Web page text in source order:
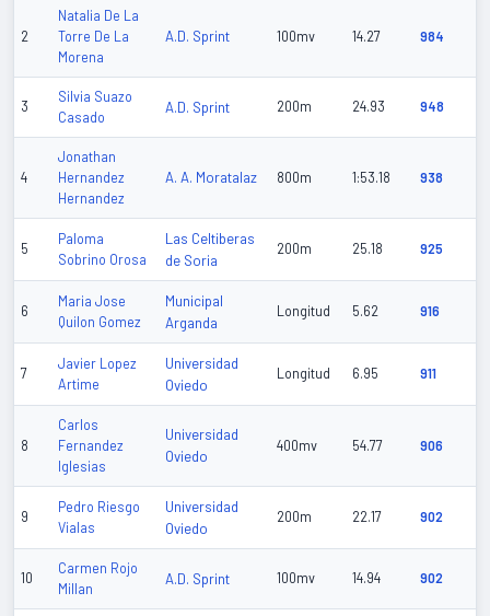
2
Natalia De La
Torre De La
Morena
A.D. Sprint 100mv 14.27 984
3
Silvia Suazo
Casado
A.D. Sprint 200m 24.93 948
4
Jonathan
Hernandez
Hernandez
A. A. Moratalaz 800m 1:53.18 938
5
Paloma
Sobrino Orosa
Las Celtiberas
de Soria
200m 25.18 925
6
Maria Jose
Quilon Gomez
Municipal
Arganda
Longitud 5.62 916
7
Javier Lopez
Artime
Universidad
Oviedo
Longitud 6.95 911
8
Carlos
Fernandez
Iglesias
Universidad
Oviedo
400mv 54.77 906
9
Pedro Riesgo
Vialas
Universidad
Oviedo
200m 22.17 902
10
Carmen Rojo
Millan
A.D. Sprint 100mv 14.94 902